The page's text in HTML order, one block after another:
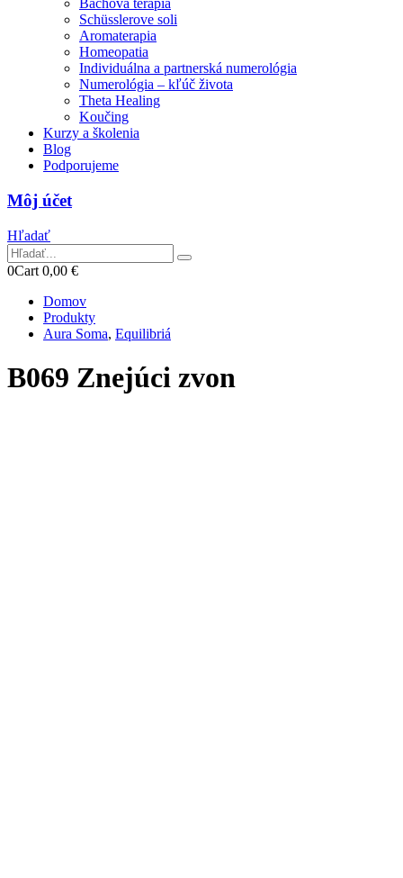
Bachova terapia
Schüsslerove soli
Aromaterapia
Homeopatia
Individuálna a partnerská numerológia
Numerológia – kľúč života
Theta Healing
Koučing
Kurzy a školenia
Blog
Podporujeme
Môj účet
Hľadať
0Cart 0,00 €
Domov
Produkty
Aura Soma, Equilibriá
B069 Znejúci zvon